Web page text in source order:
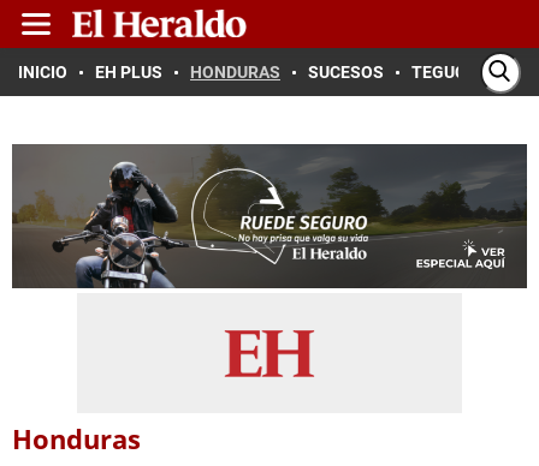
INICIO EH PLUS HONDURAS SUCESOS TEGUCIGALPA
Honduras